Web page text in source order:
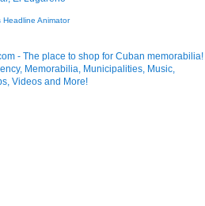
Headline Animator